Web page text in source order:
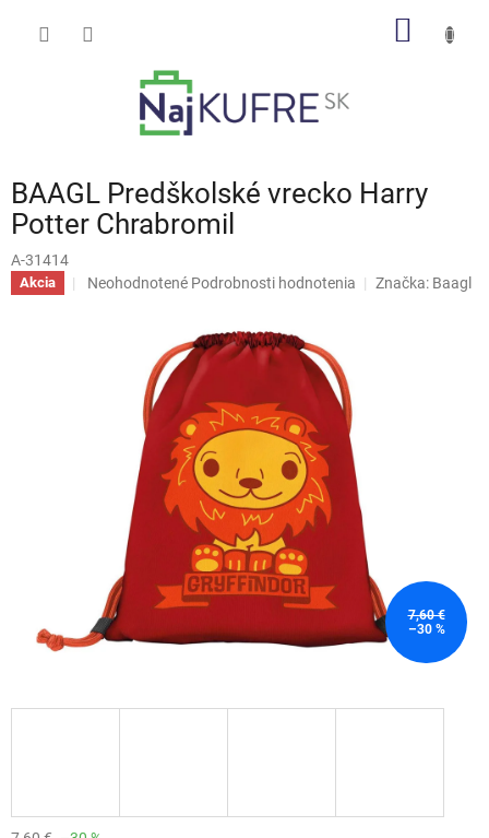
BAAGL Predškolské vrecko Harry
Potter Chrabromil
A-31414
Akcia
Priemerné
hviezdičiek.
Neohodnotené Podrobnosti hodnotenia Značka: Baagl
7,60 €
–30 %